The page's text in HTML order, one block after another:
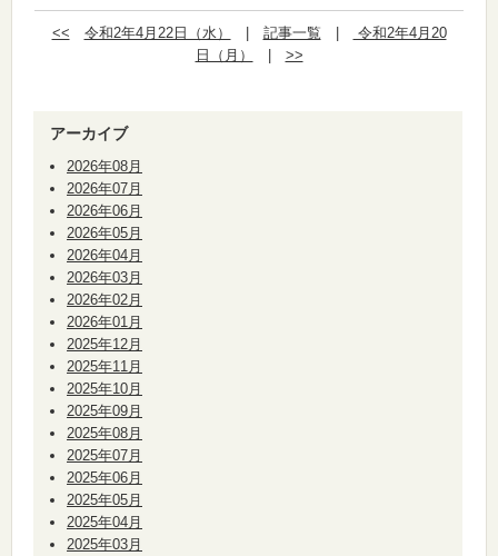
<< 令和2年4月22日（水） 記事一覧
令和2年4月20
日（月）
>>
アーカイブ
2026年08月
2026年07月
2026年06月
2026年05月
2026年04月
2026年03月
2026年02月
2026年01月
2025年12月
2025年11月
2025年10月
2025年09月
2025年08月
2025年07月
2025年06月
2025年05月
2025年04月
2025年03月